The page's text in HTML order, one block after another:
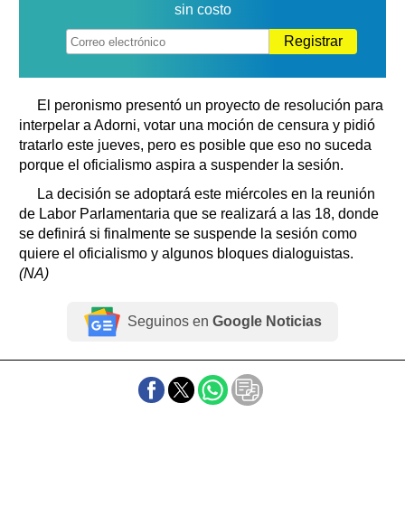
sin costo
Registrar
El peronismo presentó un proyecto de resolución para
interpelar a Adorni, votar una moción de censura y pidió
tratarlo este jueves, pero es posible que eso no suceda
porque el oficialismo aspira a suspender la sesión.
La decisión se adoptará este miércoles en la reunión
de Labor Parlamentaria que se realizará a las 18, donde
se definirá si finalmente se suspende la sesión como
quiere el oficialismo y algunos bloques dialoguistas.
(NA)
Seguinos en Google Noticias